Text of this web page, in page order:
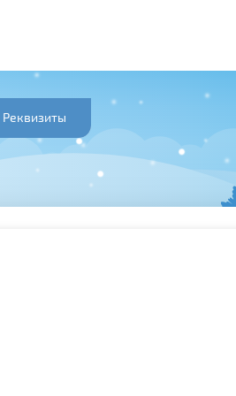
Реквизиты